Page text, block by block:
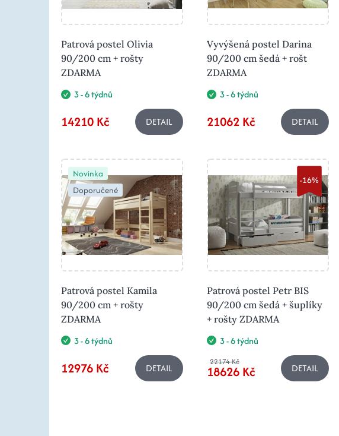
Patrová postel Olivia
90/200 cm + rošty
ZDARMA
3 - 6 týdnů
14210 Kč DETAIL
Vyvýšená postel Darina
90/200 cm šedá + rošt
ZDARMA
3 - 6 týdnů
21062 Kč DETAIL
Novinka
Doporučené
Patrová postel Kamila
90/200 cm + rošty
ZDARMA
3 - 6 týdnů
12976 Kč DETAIL
-16%
Patrová postel Petr BIS
90/200 cm šedá + šuplíky
+ rošty ZDARMA
3 - 6 týdnů
22174 Kč
18626 Kč DETAIL